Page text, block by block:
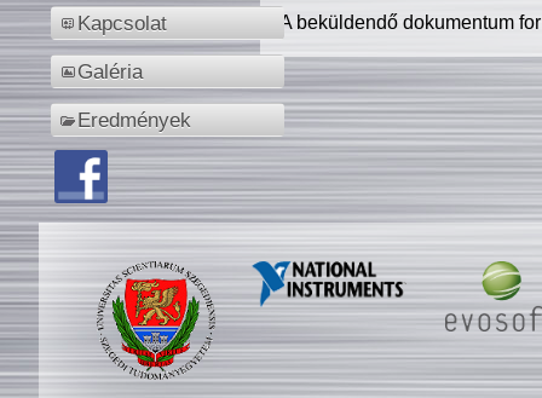
Kapcsolat
Galéria
Eredmények
A beküldendő dokumentum